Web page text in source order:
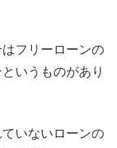
フリーローンの
いうものがあり
いないローンの